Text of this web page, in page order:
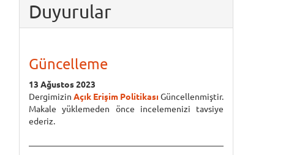
Duyurular
Güncelleme
13 Ağustos 2023
Dergimizin Açık Erişim Politikası Güncellenmiştir.
Makale yüklemeden önce incelemenizi tavsiye
ederiz.